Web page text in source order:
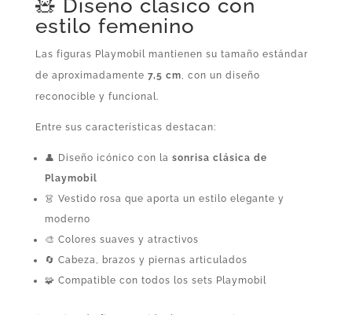
🧸 Diseño clásico con
estilo femenino
Las figuras Playmobil mantienen su tamaño estándar
de aproximadamente 7,5 cm, con un diseño
reconocible y funcional.
Entre sus características destacan:
👤 Diseño icónico con la sonrisa clásica de
Playmobil
👗 Vestido rosa que aporta un estilo elegante y
moderno
🎨 Colores suaves y atractivos
🔄 Cabeza, brazos y piernas articulados
🧩 Compatible con todos los sets Playmobil